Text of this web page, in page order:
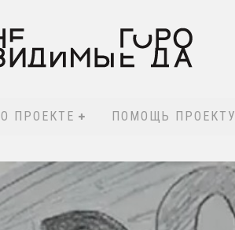
О ПРОЕКТЕ ПОМОЩЬ ПРОЕКТУ